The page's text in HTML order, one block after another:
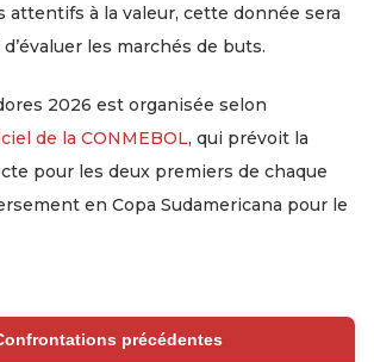
attentifs à la valeur, cette donnée sera
les marchés de buts.
2026 est organisée selon
de la CONMEBOL, qui prévoit la
pour les deux premiers de chaque
en Copa Sudamericana pour le
précédentes